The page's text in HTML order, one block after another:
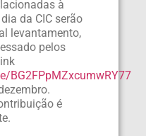
à
da CIC serão
levantamento,
pelos
BG2FPpMZxcumwRY77
é